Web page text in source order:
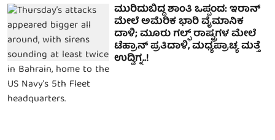
ಮುರಿದುಬಿದ್ದ ಶಾಂತಿ ಒಪ್ಪಂದ: ಇರಾನ್
ಮೇಲೆ ಅಮೆರಿಕ ಭಾರಿ ವೈಮಾನಿಕ
ದಾಳಿ; ಮೂರು ಗಲ್ಫ್ ರಾಷ್ಟ್ರಗಳ ಮೇಲೆ
ಟೆಹ್ರಾನ್ ಪ್ರತಿದಾಳಿ, ಮಧ್ಯಪ್ರಾಚ್ಯ ಮತ್ತೆ
ಉದ್ವಿಗ್ನ..!